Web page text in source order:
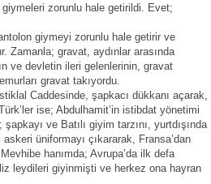
giymeleri zorunlu hale getirildi. Evet;
giymeyi zorunlu hale getirir ve
Zamanla; gravat, aydınlar arasında
ve devletin ileri gelenlerinin, gravat
gravat takıyordu.
Caddesinde, şapkacı dükkanı açarak,
ise; Abdulhamit’in istibdat yönetimi
ve Batılı giyim tarzını, yurtdışında
üniformayı çıkararak, Fransa’dan
hanımda; Avrupa’da ilk defa
leydileri giyinmişti ve herkez ona hayran